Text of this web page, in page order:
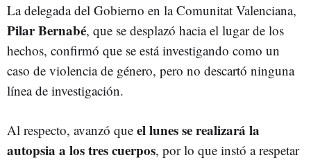
La delegada del Gobierno en la Comunitat Valenciana,
Pilar Bernabé, que se desplazó hacia el lugar de los
hechos, confirmó que se está investigando como un
caso de violencia de género, pero no descartó ninguna
línea de investigación.
Al respecto, avanzó que el lunes se realizará la
autopsia a los tres cuerpos, por lo que instó a respetar